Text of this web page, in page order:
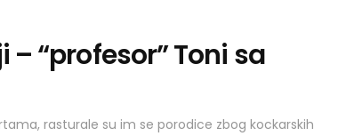
“profesor” Toni sa
rasturale su im se porodice zbog kockarskih